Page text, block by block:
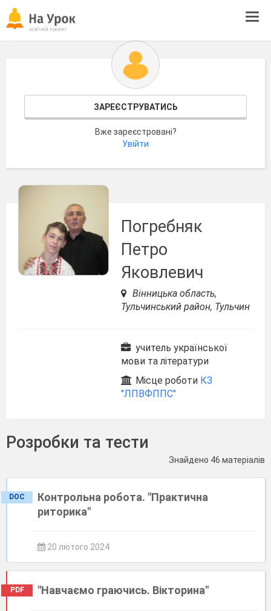
ЗАРЕЄСТРУВАТИСЬ
Вже зареєстровані?
Увійти
Погребняк
Петро
Яковлевич
Вінницька область,
Тульчинський район, Тульчин
учитель української
мови та літератури
Місце роботи КЗ
"ЛПВФППС"
Розробки та тести
Знайдено 46 матеріалів
DOC
Контрольна робота. "Практична
риторика"
20 лютого 2024
PDF "Навчаємо граючись. Вікторина"